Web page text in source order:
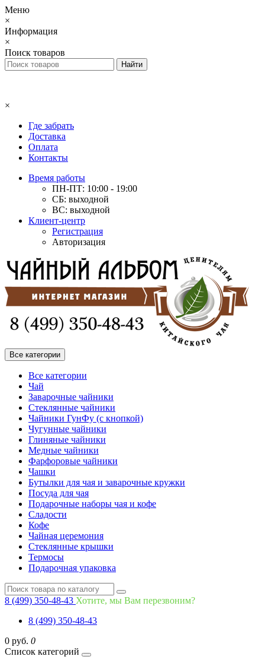
Меню
×
Информация
×
Поиск товаров
×
Где забрать
Доставка
Оплата
Контакты
Время работы
ПН-ПТ: 10:00 - 19:00
СБ: выходной
ВС: выходной
Клиент-центр
Регистрация
Авторизация
Все категории
Все категории
Чай
Заварочные чайники
Стеклянные чайники
Чайники ГунФу (с кнопкой)
Чугунные чайники
Глиняные чайники
Медные чайники
Фарфоровые чайники
Чашки
Бутылки для чая и заварочные кружки
Посуда для чая
Подарочные наборы чая и кофе
Сладости
Кофе
Чайная церемония
Стеклянные крышки
Термосы
Подарочная упаковка
8 (499) 350-48-43 Хотите, мы Вам перезвоним?
8 (499) 350-48-43
0 руб. 0
Список категорий